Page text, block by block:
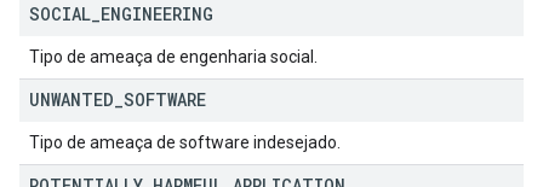
SOCIAL ENGINEERING
Tipo de ameaça de engenharia social.
UNWANTED SOFTWARE
Tipo de ameaça de software indesejado.